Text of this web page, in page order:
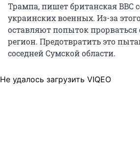
Трампа, пишет британская BBC
украинских военных. Из-за
оставляют попыток прорваться
регион. Предотвратить это
соседней Сумской области.
Не удалось загрузить VIQEO